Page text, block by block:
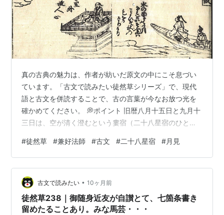
真の古典の魅力は、作者が紡いだ原文の中にこそ息づい
ています。「古文で読みたい徒然草シリーズ」で、現代
語と古文を併読することで、古の言葉が今なお放つ光を
確かめてください。 💭ポイント 旧暦八月十五日と九月十
三日は、空が清く澄むという婁宿（二十八星宿のひと
ます。 『徒然草絵抄』(小泉吉永所蔵) 出典: 国書データ
ベース 🌙現代語対訳 旧暦８月１５日と９月１３日は、婁
宿（ろうしゅく）にあたります。 八はち月ぐわつ十じふ
五ご日にち・九く月ぐわつ十じふ三さん日にちは婁宿ろ
うしゆくなり。 この宿は、空が清く澄み渡るため、月を
鑑賞するのに良い夜とされています…
#徒然草 #兼好法師 #古文 #二十八星宿 #月見
古文で読みたい • 10ヶ月前
徒然草238｜御随身近友が自讃とて、七箇条書き
留めたることあり。みな馬芸・・・